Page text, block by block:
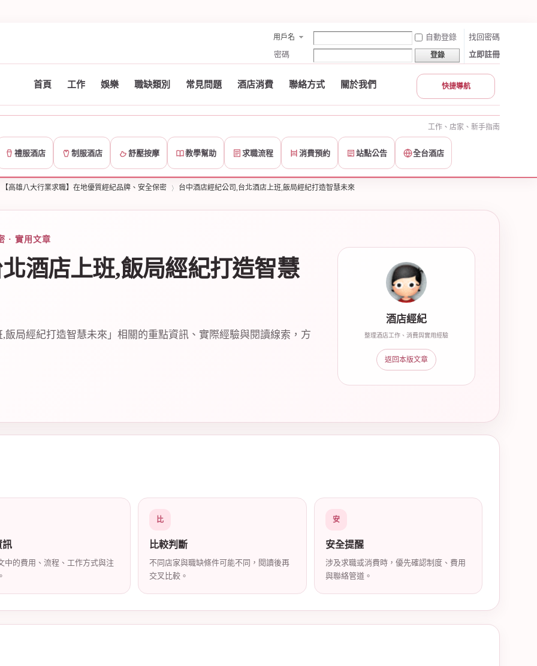
用戶名 自動登錄
找回密碼
密碼
登錄 立即註冊
首頁 工作 娛樂 職缺類別 常見問題 酒店消費 聯絡方式 關於我們 快捷導航
工作、店家、新手指南
禮服酒店 制服酒店 舒壓按摩 教學幫助 求職流程 消費預約 站點公告 全台酒店
【高雄八大行業求職】在地優質經紀品牌、安全保密 台中酒店經紀公司,台北酒店上班,飯局經紀打造智慧未來
· 實用文章
酒店上班,飯局經紀打造智慧
局經紀打造智慧未來」相關的重點資訊、實際經驗與閱讀線索，方
酒店經紀
整理酒店工作、消費與實用經驗
返回本版文章
訊
中的費用、流程、工作方式與注
比
比較判斷
不同店家與職缺條件可能不同，閱讀後再
交叉比較。
安
安全提醒
涉及求職或消費時，優先確認制度、費用
與聯絡管道。